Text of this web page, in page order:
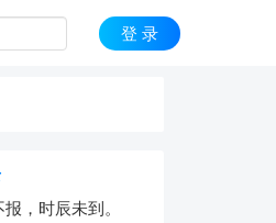
登 录
，时辰未到。